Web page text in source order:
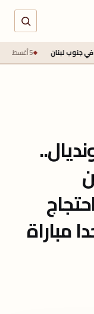
5 أغسطس 2026 - 2:40 م
مباراة